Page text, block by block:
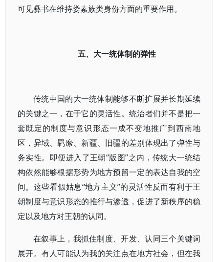
可见彝书在维持娄素族类身份方面的重要作用。
五、大一统体制的弹性
传统中国的大一统体制能够不断扩展并长期延续
的关键之一，在于它的灵活性。统治者们并不是把一
套既定的制度与意识形态一成不变地推广到西南地
区，异域、羁縻、新疆、旧疆的差别体现出了弹性与
务实性。即便进入了王朝“版图”之内，传统大一统结
构依然能够根据形势为地方预留一定的表达自我的空
间。这些看似姑息“地方主义”的灵活性反而有利于王
朝制度与意识形态的推行与渗透，促进了新秩序的稳
定以及地方对王朝的认同。
在叙事上，我抓住制度、开发、认同三个关键词
展开。有人可能认为我的关注点在地方社会，但在我